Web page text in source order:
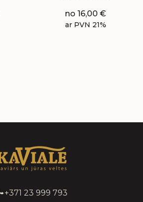
no 16,00 €
ar PVN 21%
+371 23 999 793